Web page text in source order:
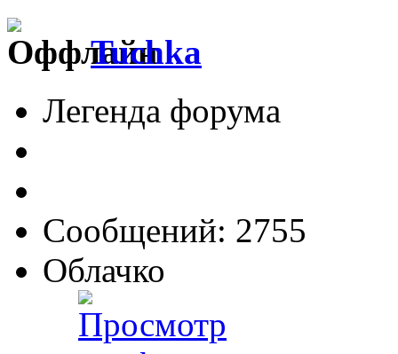
Tuchka
Легенда форума
Сообщений: 2755
Облачко